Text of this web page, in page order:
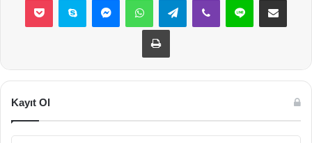
Yazdır
Kayıt Ol